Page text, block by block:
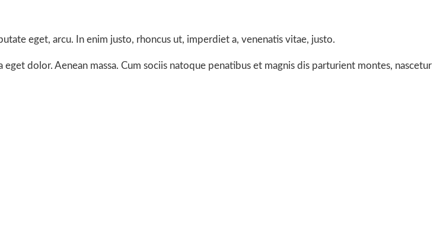
eget, arcu. In enim justo, rhoncus ut, imperdiet a, venenatis vitae, justo.
dolor. Aenean massa. Cum sociis natoque penatibus et magnis dis parturient montes, nascetur